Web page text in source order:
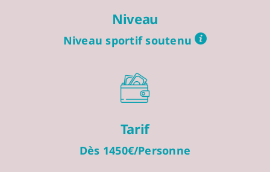
Niveau
Niveau sportif soutenu
Tarif
Dès 1450€/Personne